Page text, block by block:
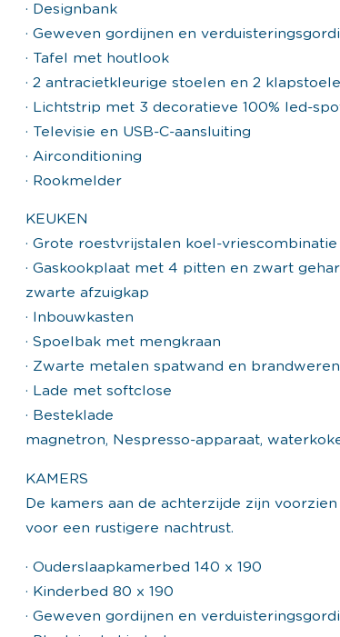
· Designbank
· Geweven gordijnen en
· Tafel met houtlook
· 2 antracietkleurige stoelen en 2
· Lichtstrip met 3 decoratieve 100% led-
· Televisie en USB-C-aansluiting
· Airconditioning
· Rookmelder
KEUKEN
· Grote roestvrijstalen koel-vriescombinatie
· Gaskookplaat met 4 pitten en zwart
zwarte afzuigkap
· Inbouwkasten
· Spoelbak met mengkraan
· Zwarte metalen spatwand en
· Lade met softclose
· Besteklade
magnetron, Nespresso-apparaat,
KAMERS
De kamers aan de achterzijde zijn
voor een rustigere nachtrust.
· Ouderslaapkamerbed 140 x 190
· Kinderbed 80 x 190
· Geweven gordijnen en